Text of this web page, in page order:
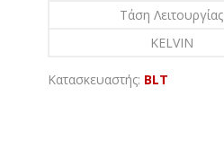
Τάση Λειτουργίας
KELVIN
Κατασκευαστής: BLT